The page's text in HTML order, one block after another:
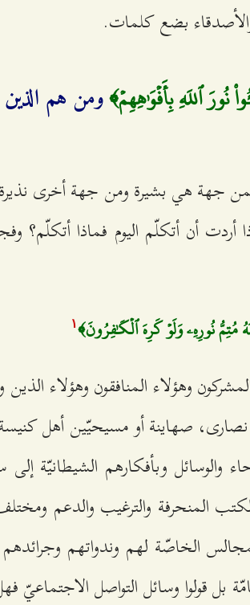
بضع كلمات.
نُورَ ٱللَهِ بِأَفۡوَٰهِهِمۡ﴾ومن هم الذين
جهة هي بشيرة ومن جهة أخرى
أن أتكلّم اليوم فماذا أتكلّم؟
مُتِمُّ نُورِهِۦ وَلَوۡ كَرِهَ ٱلۡكَٰفِرُونَ﴾۱
وهؤلاء المنافقون وهؤلاء الذين
نصارى، صهاينة أو مسيحيّين أهل
والوسائل وبأفكارهم الشيطانيّة
المنحرفة والترغيب والدعم
الخاصّة لهم وندواتهم
بل قولوا وسائل التواصل